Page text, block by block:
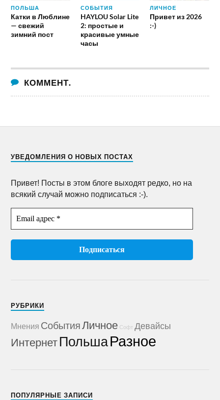
ПОЛЬША
Катки в Люблине
— свежий
зимний пост
СОБЫТИЯ
HAYLOU Solar Lite
2: простые и
красивые умные
часы
ЛИЧНОЕ
Привет из 2026
:-)
КОММЕНТ.
УВЕДОМЛЕНИЯ О НОВЫХ ПОСТАХ
Привет! Посты в этом блоге выходят редко, но на
всякий случай можно подписаться :-).
РУБРИКИ
Мнения СобытияЛичное Софт Девайсы
ИнтернетПольшаРазное
ПОПУЛЯРНЫЕ ЗАПИСИ